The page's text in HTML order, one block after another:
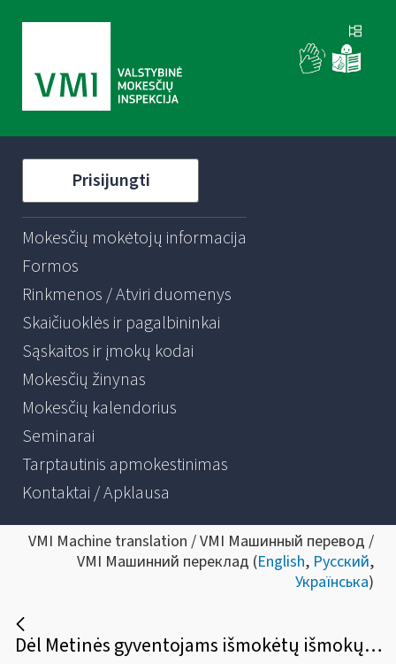
Prisijungti
Mokesčių mokėtojų informacija
Formos
Rinkmenos / Atviri duomenys
Skaičiuoklės ir pagalbininkai
Sąskaitos ir įmokų kodai
Mokesčių žinynas
Mokesčių kalendorius
Seminarai
Tarptautinis apmokestinimas
Kontaktai / Apklausa
VMI Machine translation / VMI Машинный перевод /
VMI Машинний переклад (English, Русский,
Українська)
Dėl Metinės gyventojams išmokėtų išmokų, priskiriamų A ir B klasės pajamoms, deklaracijos GPM312 formos ir jos priedų GPM312L, GPM312U formų užpildymo ir pateikimo taisyklių pakeitimo